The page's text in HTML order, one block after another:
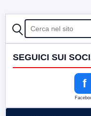
CERCA
SEGUICI SUI
f